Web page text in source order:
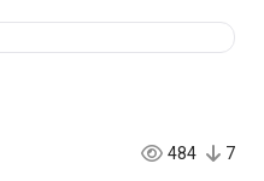
484 7